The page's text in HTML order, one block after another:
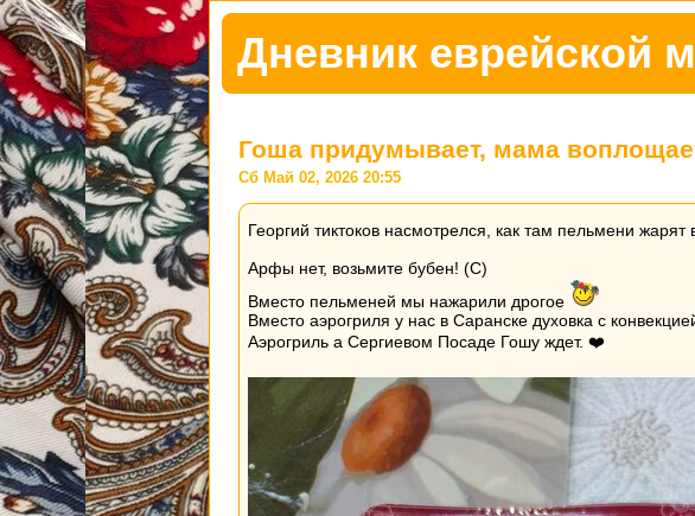
Дневник еврейской
Гоша придумывает, мама
Сб Май 02, 2026 20:55
Георгий тиктоков насмотрелся, как там пельмени
Арфы нет, возьмите бубен! (С)
Вместо пельменей мы нажарили дрогое
Вместо аэрогриля у нас в Саранске духовка с
Аэрогриль а Сергиевом Посаде Гошу ждет. ❤️